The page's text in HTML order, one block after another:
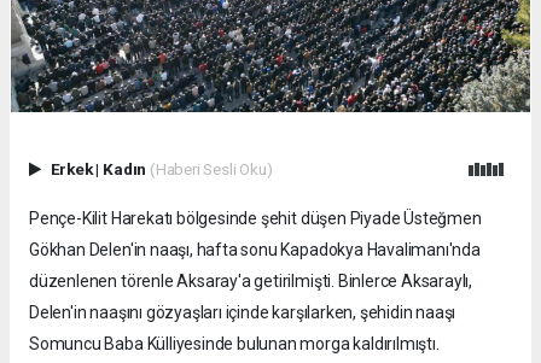
Erkek| Kadın (Haberi Sesli Oku)
Pençe-Kilit Harekatı bölgesinde şehit düşen Piyade Üsteğmen
Gökhan Delen'in naaşı, hafta sonu Kapadokya Havalimanı'nda
düzenlenen törenle Aksaray'a getirilmişti. Binlerce Aksaraylı,
Delen'in naaşını gözyaşları içinde karşılarken, şehidin naaşı
Somuncu Baba Külliyesinde bulunan morga kaldırılmıştı.